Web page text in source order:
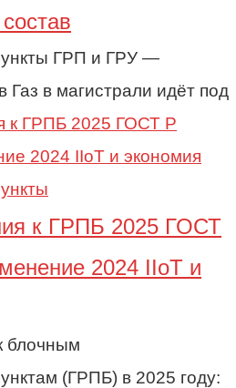
ГРП и ГРУ —
Газ в магистрали идёт под
к ГРПБ 2025 ГОСТ
2024 IIoT и
блочным
(ГРПБ) в 2025 году: